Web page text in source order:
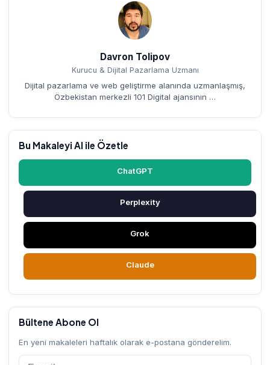
Davron Tolipov
Kurucu & Dijital Pazarlama Uzmanı
Dijital pazarlama ve web geliştirme alanında uzmanlaşmış,
Özbekistan merkezli 101 Digital ajansının …
Bu Makaleyi AI ile Özetle
ChatGPT
Perplexity
Grok
Claude
Bültene Abone Ol
En yeni makaleleri haftalık olarak e-postana gönderelim.